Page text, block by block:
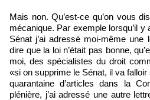
Mais non. Qu’est-ce qu’on vous
mécanique. Par exemple lorsqu’il
Sénat j’ai adressé moi-même
dire que la loi n’était pas bonne,
moi, des spécialistes du droit
«si on supprime le Sénat, il va
quarantaine d’articles dans la
plénière, j’ai adressé une autre